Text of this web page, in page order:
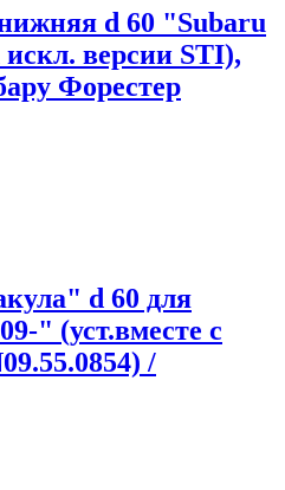
d 60 "Subaru
версии STI),
Форестер
d 60 для
" (уст.вместе с
/